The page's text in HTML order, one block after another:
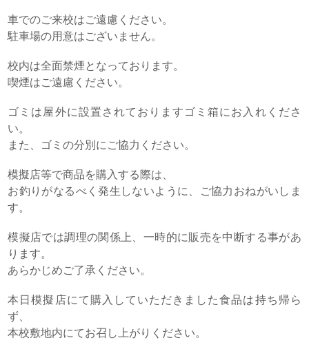
車でのご来校はご遠慮ください。
駐車場の用意はございません。
校内は全面禁煙となっております。
喫煙はご遠慮ください。
ゴミは屋外に設置されておりますゴミ箱にお入れくださ
い。
また、ゴミの分別にご協力ください。
模擬店等で商品を購入する際は、
お釣りがなるべく発生しないように、ご協力おねがいしま
す。
模擬店では調理の関係上、一時的に販売を中断する事があ
ります。
あらかじめご了承ください。
本日模擬店にて購入していただきました食品は持ち帰ら
ず、
本校敷地内にてお召し上がりください。